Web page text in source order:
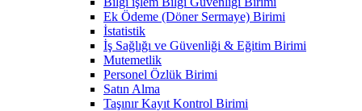
Ek Ödeme (Döner Sermaye) Birimi
İstatistik
İş Sağlığı ve Güvenliği & Eğitim Birimi
Mutemetlik
Personel Özlük Birimi
Satın Alma
Taşınır Kayıt Kontrol Birimi